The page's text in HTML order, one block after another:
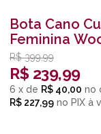
Bota Cano
Feminina
R$ 399,99
R$ 239,99
6 x de R$ 40,00
R$ 227,99 no PIX